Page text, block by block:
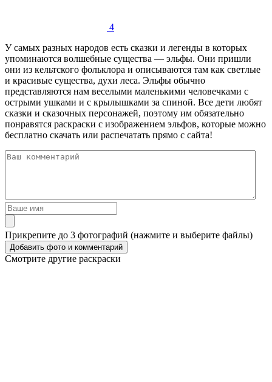
4
У самых разных народов есть сказки и легенды в которых
упоминаются волшебные существа — эльфы. Они пришли
они из кельтского фольклора и описываются там как светлые
и красивые существа, духи леса. Эльфы обычно
представляются нам веселыми маленькими человечками с
острыми ушками и с крылышками за спиной. Все дети любят
сказки и сказочных персонажей, поэтому им обязательно
понравятся раскраски с изображением эльфов, которые можно
бесплатно скачать или распечатать прямо с сайта!
Прикрепите до 3 фотографий (нажмите и выберите файлы)
Смотрите другие раскраски